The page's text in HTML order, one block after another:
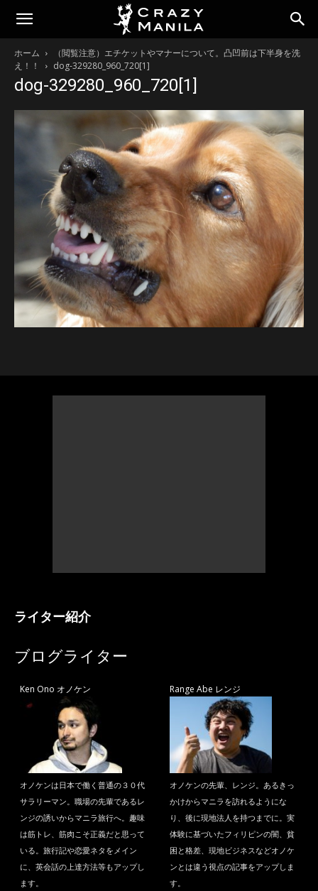
ホーム
（閲覧注意）エチケットやマナーについて。凸凹前は下半身を洗
え！！
dog-329280_960_720[1]
dog-329280_960_720[1]
ライター紹介
ブログライター
Ken Ono オノケン
オノケンは日本で働く普通の３０代
サラリーマン。職場の先輩であるレ
ンジの誘いからマニラ旅行へ。趣味
は筋トレ、筋肉こそ正義だと思って
いる。旅行記や恋愛ネタをメイン
に、英会話の上達方法等もアップし
ます。
Range Abe レンジ
オノケンの先輩、レンジ。あるきっ
かけからマニラを訪れるようにな
り、後に現地法人を持つまでに。実
体験に基づいたフィリピンの闇、貧
困と格差、現地ビジネスなどオノケ
ンとは違う視点の記事をアップしま
す。